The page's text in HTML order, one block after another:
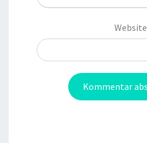
Website